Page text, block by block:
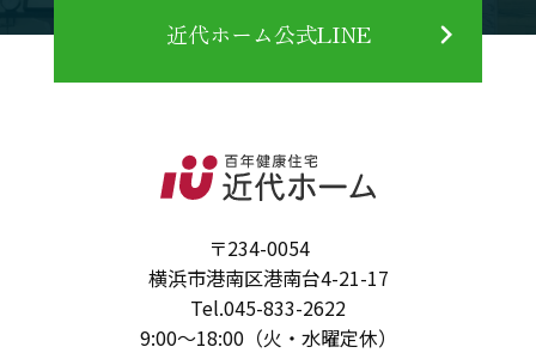
近代ホーム公式LINE
〒234-0054
横浜市港南区港南台4-21-17
Tel.045-833-2622
9:00～18:00（火・水曜定休）